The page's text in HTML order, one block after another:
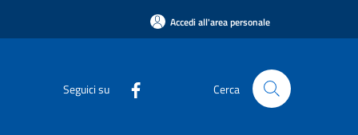
Accedi all'area personale
Seguici su Cerca